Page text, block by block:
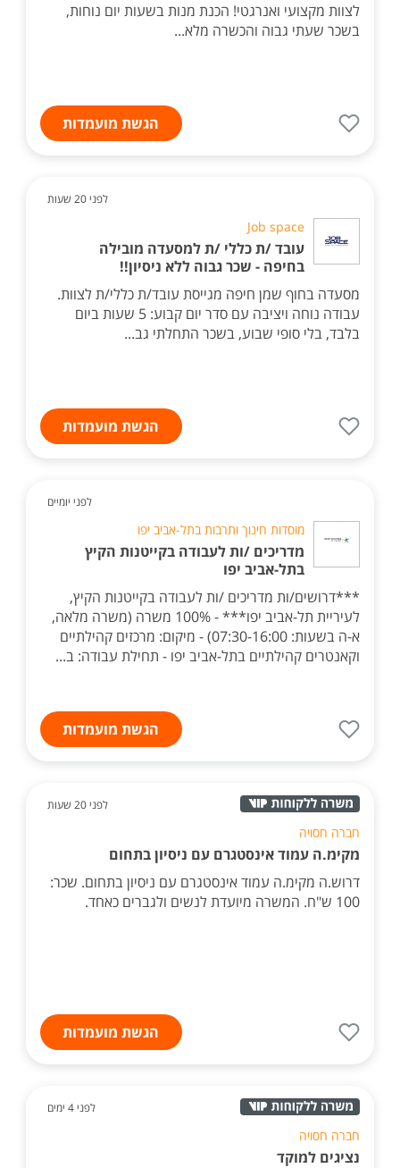
לצוות מקצועי ואנרגטי! הכנת מנות בשעות יום נוחות,
בשכר שעתי גבוה והכשרה מלא...
הגשת מועמדות
לפני 20 שעות
Job space
עובד /ת כללי /ת למסעדה מובילה
בחיפה - שכר גבוה ללא ניסיון!!
מסעדה בחוף שמן חיפה מגייסת עובד/ת כללי/ת לצוות.
עבודה נוחה ויציבה עם סדר יום קבוע: 5 שעות ביום
בלבד, בלי סופי שבוע, בשכר התחלתי גב...
הגשת מועמדות
לפני יומיים
מוסדות חינוך ותרבות בתל-אביב יפו
מדריכים /ות לעבודה בקייטנות הקיץ
בתל-אביב יפו
***דרושים/ות מדריכים /ות לעבודה בקייטנות הקיץ,
לעיריית תל-אביב יפו*** - 100% משרה (משרה מלאה,
א-ה בשעות: 07:30-16:00) - מיקום: מרכזים קהילתיים
וקאנטרים קהילתיים בתל-אביב יפו - תחילת עבודה: ב...
הגשת מועמדות
לפני 20 שעות
חברה חסויה
מקימ.ה עמוד אינסטגרם עם ניסיון בתחום
דרוש.ה מקימ.ה עמוד אינסטגרם עם ניסיון בתחום. שכר:
100 ש"ח. המשרה מיועדת לנשים ולגברים כאחד.
הגשת מועמדות
לפני 4 ימים
חברה חסויה
נציגים למוקד